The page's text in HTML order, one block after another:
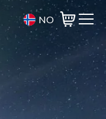
NO
Varukorg